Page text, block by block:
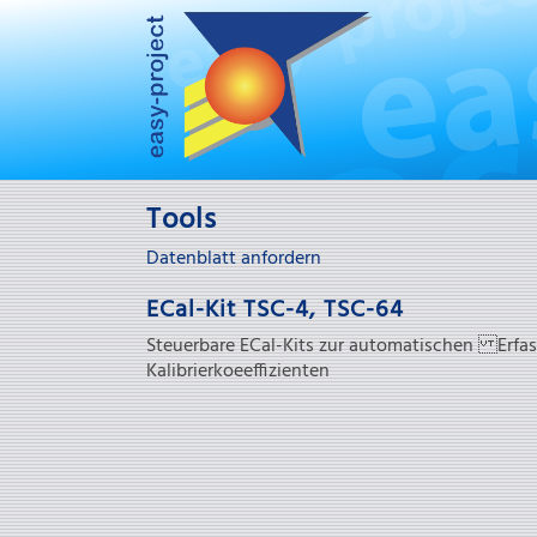
Tools
Datenblatt anfordern
ECal-Kit TSC-4, TSC-64
Steuerbare ECal-Kits zur automatischen
Kalibrierkoeeffizienten